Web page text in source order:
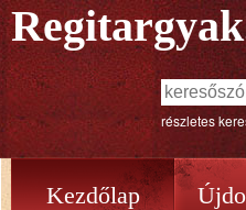
részletes
Kezdőlap